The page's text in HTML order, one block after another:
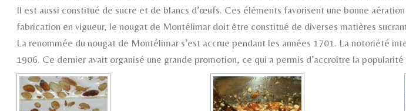
Il est aussi constitué de sucre et de blancs d’œufs. Ces éléments favorisent une bonne
fabrication en vigueur, le nougat de Montélimar doit être constitué de diverses matières
La renommée du nougat de Montélimar s’est accrue pendant les années 1701. La notoriété
1906. Ce dernier avait organisé une grande promotion, ce qui a permis d’accroître la